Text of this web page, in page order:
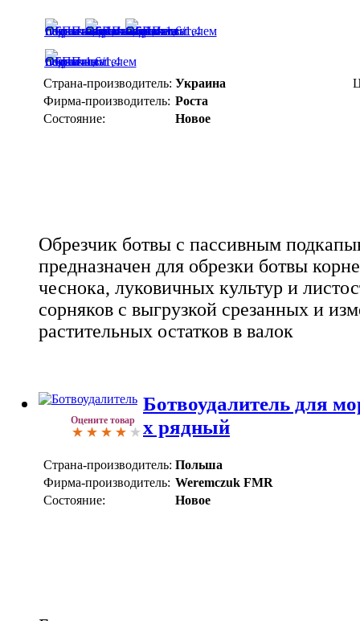
Страна-производитель: Украина
Фирма-производитель: Роста
Состояние:
Новое
Обрезчик ботвы с пассивным
предназначен для обрезки ботвы
чеснока, луковичных культур и
сорняков с выгрузкой срезанных и
растительных остатков в валок
Оцените товар
Ботвоудалитель для
х рядный
Страна-производитель: Польша
Фирма-производитель: Weremczuk FMR
Состояние:
Новое